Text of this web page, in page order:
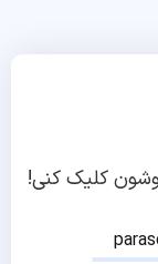
کلیک کنی!